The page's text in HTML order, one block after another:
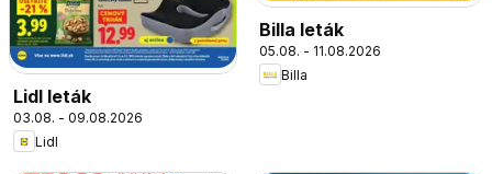
Lidl leták
03.08. - 09.08.2026
Lidl
Billa leták
05.08. - 11.08.2026
Billa